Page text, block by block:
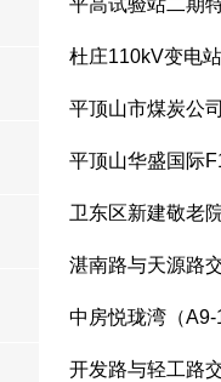
平高试验站二期
杜庄110kV变电
平顶山市煤炭公
平顶山华盛国际
卫东区新建敬老
湛南路与天源路
中房悦珑湾（
开发路与轻工路